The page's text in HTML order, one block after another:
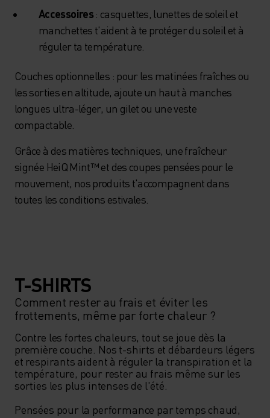
Accessoires: casquettes, lunettes de soleil et
manchettes t'aident à te protéger du soleil et à
réguler ta température.
Couches optionnelles : pour les matinées fraîches ou
les sorties en altitude, ajoute un haut à manches
longues ultra-léger, un gilet ou une veste
compactable.
Grâce à des matières techniques, une fraîcheur
signée HeiQ Mint™ et des coupes pensées pour le
mouvement, nos produits t'accompagnent dans
toutes les conditions estivales.
T-SHIRTS
Comment rester au frais et éviter les
frottements, même par forte chaleur ?
Contre les fortes chaleurs, tout se joue dès la
première couche. Nos t-shirts et débardeurs légers
et respirants aident à réguler la transpiration et la
température, pour rester au frais même sur les
sorties les plus intenses de l'été.
Pensées pour la performance par temps chaud,